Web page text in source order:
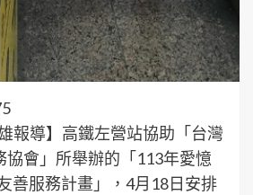
報導】高鐵左營站協助「台灣
協會」所舉辦的「113年愛憶
善服務計畫」，4月18日安排